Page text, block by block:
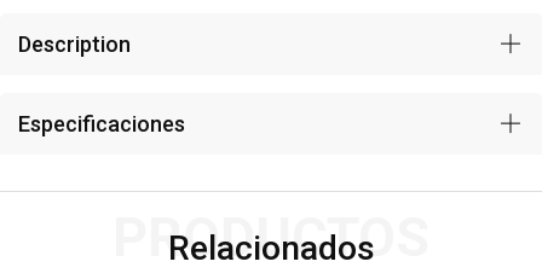
Description
Especificaciones
Relacionados
PRODUCTOS